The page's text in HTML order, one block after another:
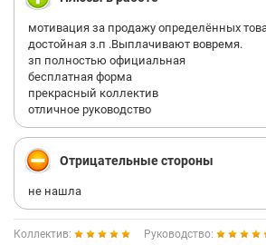
мотивация за продажу определённых
достойная з.п .Выплачивают вовремя.
зп полностью официальная
бесплатная форма
прекрасный коллектив
отличное руководство
Отрицательные стороны
не нашла
Коллектив:
Руководство: